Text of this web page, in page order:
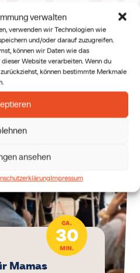
verwalten
verwenden wir Technologien wie
und/oder darauf zuzugreifen.
können wir Daten wie das
Website verarbeiten. Wenn du
können bestimmte Merkmale
ansehen
Impressum
CA.
30
MIN.
Mamas